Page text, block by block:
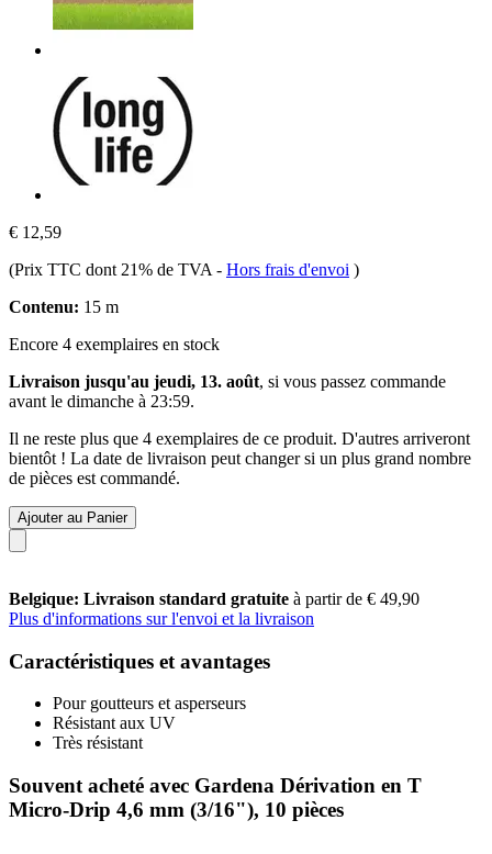
€ 12,59
(Prix TTC dont 21% de TVA - Hors frais d'envoi )
Contenu: 15 m
Encore 4 exemplaires en stock
Livraison jusqu'au jeudi, 13. août, si vous passez commande
avant le dimanche à 23:59.
Il ne reste plus que 4 exemplaires de ce produit. D'autres arriveront
bientôt ! La date de livraison peut changer si un plus grand nombre
de pièces est commandé.
Ajouter au Panier
Belgique: Livraison standard gratuite à partir de € 49,90
Plus d'informations sur l'envoi et la livraison
Caractéristiques et avantages
Pour goutteurs et asperseurs
Résistant aux UV
Très résistant
Souvent acheté avec Gardena Dérivation en T
Micro-Drip 4,6 mm (3/16"), 10 pièces